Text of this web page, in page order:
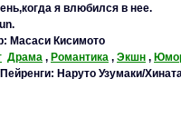
я влюбился в нее.
Масаси Кисимото
Драма , Романтика , Экшн ,
Наруто Узумаки/